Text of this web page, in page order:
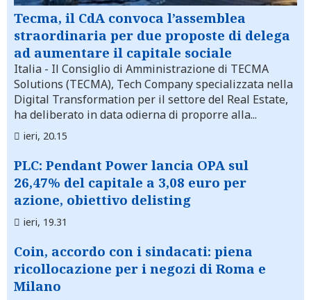
Tecma, il CdA convoca l’assemblea
straordinaria per due proposte di delega
ad aumentare il capitale sociale
Italia - Il Consiglio di Amministrazione di TECMA
Solutions (TECMA), Tech Company specializzata nella
Digital Transformation per il settore del Real Estate,
ha deliberato in data odierna di proporre alla...
ieri, 20.15
PLC: Pendant Power lancia OPA sul
26,47% del capitale a 3,08 euro per
azione, obiettivo delisting
ieri, 19.31
Coin, accordo con i sindacati: piena
ricollocazione per i negozi di Roma e
Milano